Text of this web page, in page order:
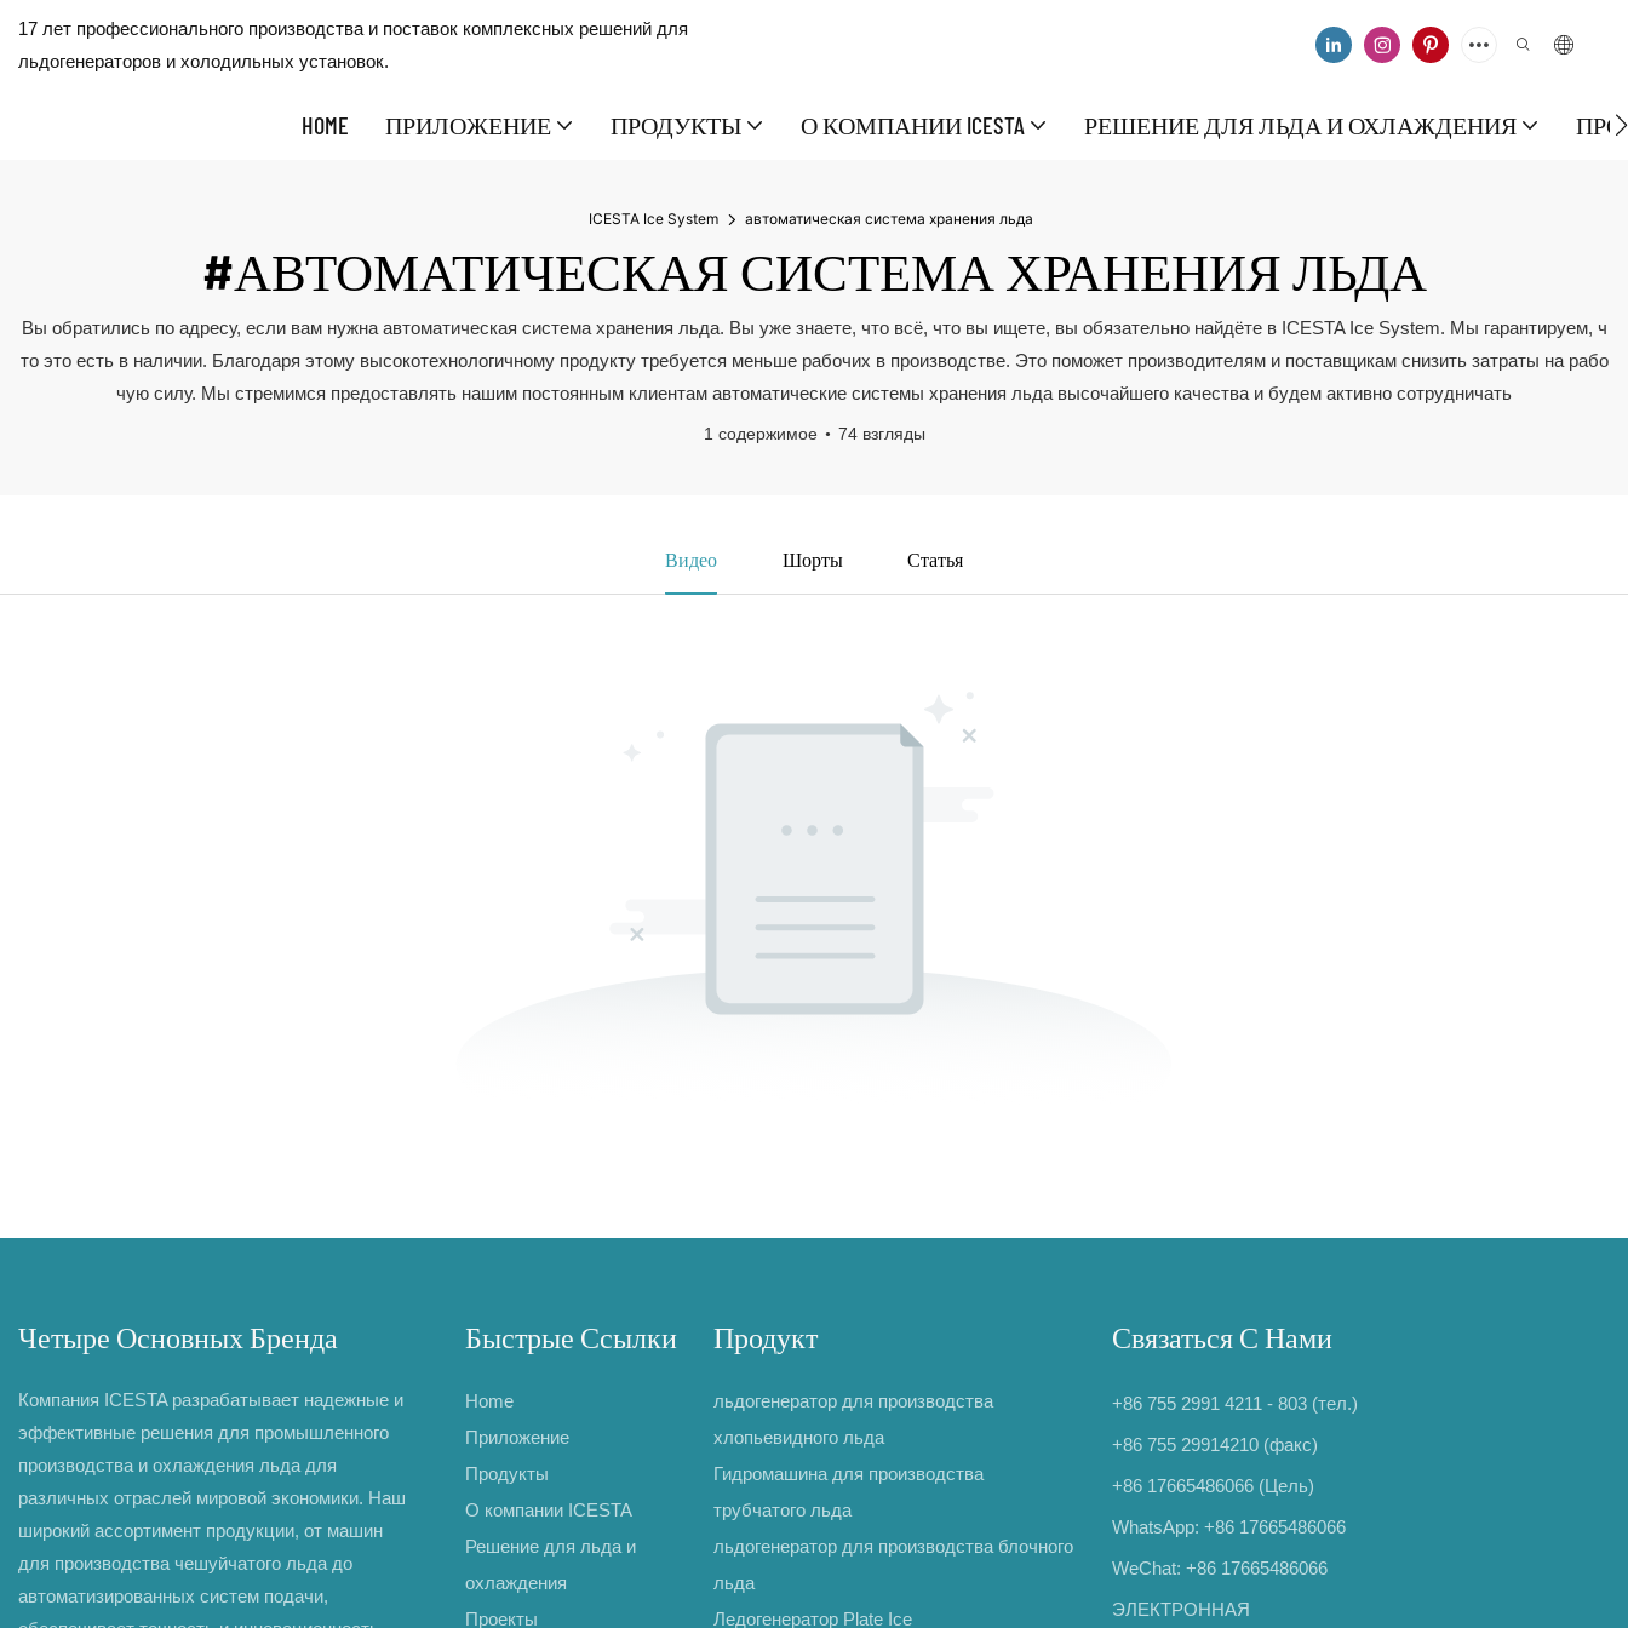
17 лет профессионального производства и поставок комплексных решений для
льдогенераторов и холодильных установок.
HOME ПРИЛОЖЕНИЕ ПРОДУКТЫ О КОМПАНИИ ICESTA РЕШЕНИЕ ДЛЯ ЛЬДА И ОХЛАЖДЕНИЯ
ICESTA Ice System автоматическая система хранения льда
#АВТОМАТИЧЕСКАЯ СИСТЕМА ХРАНЕНИЯ ЛЬДА
Вы обратились по адресу, если вам нужна автоматическая система хранения льда. Вы уже знаете, что всё, что вы ищете, вы обязательно найдёте в ICESTA Ice System. Мы гарантируем, ч
то это есть в наличии. Благодаря этому высокотехнологичному продукту требуется меньше рабочих в производстве. Это поможет производителям и поставщикам снизить затраты на рабо
чую силу. Мы стремимся предоставлять нашим постоянным клиентам автоматические системы хранения льда высочайшего качества и будем активно сотрудничать
1 содержимое 74 взгляды
Видео Шорты Статья
Четыре Основных Бренда
Компания ICESTA разрабатывает надежные и
эффективные решения для промышленного
производства и охлаждения льда для
различных отраслей мировой экономики. Наш
широкий ассортимент продукции, от машин
для производства чешуйчатого льда до
автоматизированных систем подачи,
Быстрые Ссылки
Home
Приложение
Продукты
О компании ICESTA
Решение для льда и
охлаждения
Проекты
Продукт
льдогенератор для производства
хлопьевидного льда
Гидромашина для производства
трубчатого льда
льдогенератор для производства блочного
льда
Ледогенератор Plate Ice
Связаться С Нами
+86 755 2991 4211 - 803 (тел.)
+86 755 29914210 (факс)
+86 17665486066 (Цель)
WhatsApp: +86 17665486066
WeChat: +86 17665486066
ЭЛЕКТРОННАЯ